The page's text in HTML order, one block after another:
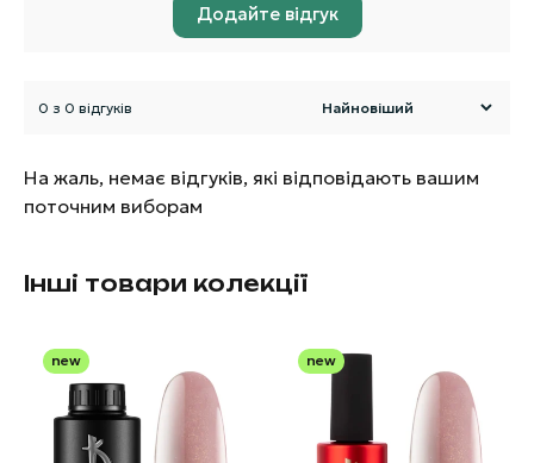
Додайте відгук
0 з 0 відгуків
На жаль, немає відгуків, які відповідають вашим
поточним виборам
Інші товари колекції
new new